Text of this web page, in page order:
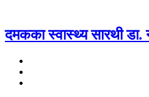
दमकका स्वास्थ्य सारथी